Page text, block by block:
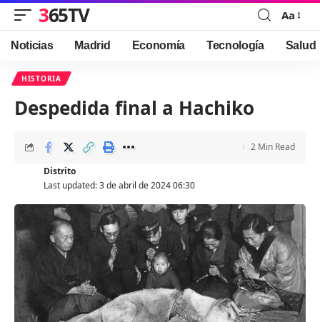
365TV
Font
Resizer
Aa
Noticias Madrid Economía Tecnología Salud
HISTORIA
Despedida final a Hachiko
Last updated: 3 de abril de 2024 06:30
Distrito
2 Min Read